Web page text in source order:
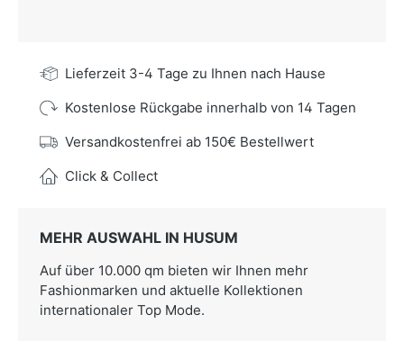
Lieferzeit 3-4 Tage zu Ihnen nach Hause
Kostenlose Rückgabe innerhalb von 14 Tagen
Versandkostenfrei ab 150€ Bestellwert
Click & Collect
MEHR AUSWAHL IN HUSUM
Auf über 10.000 qm bieten wir Ihnen mehr
Fashionmarken und aktuelle Kollektionen
internationaler Top Mode.